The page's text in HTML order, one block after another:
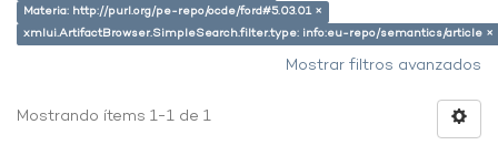
Materia: http://purl.org/pe-repo/ocde/ford#5.03.01 ×
xmlui.ArtifactBrowser.SimpleSearch.filter.type: info:eu-repo/semantics/article ×
Mostrar filtros avanzados
Mostrando ítems 1-1 de 1